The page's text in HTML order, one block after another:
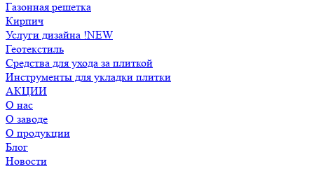
Газонная решетка
Кирпич
Услуги дизайна !NEW
Геотекстиль
Средства для ухода за плиткой
Инструменты для укладки плитки
АКЦИИ
О нас
О заводе
О продукции
Блог
Новости